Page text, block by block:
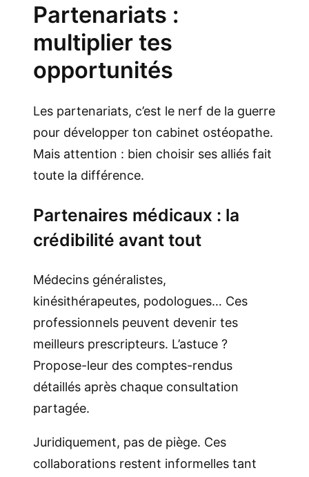
Partenariats :
multiplier tes
opportunités
Les partenariats, c’est le nerf de la guerre
pour développer ton cabinet ostéopathe.
Mais attention : bien choisir ses alliés fait
toute la différence.
Partenaires médicaux : la
crédibilité avant tout
Médecins généralistes,
kinésithérapeutes, podologues… Ces
professionnels peuvent devenir tes
meilleurs prescripteurs. L’astuce ?
Propose-leur des comptes-rendus
détaillés après chaque consultation
partagée.
Juridiquement, pas de piège. Ces
collaborations restent informelles tant